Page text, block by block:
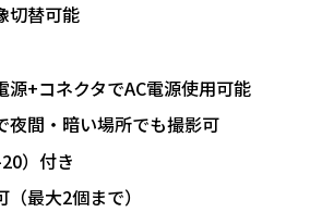
切替可能
源+コネクタでAC電源使用可能
夜間・暗い場所でも撮影可
）付き
最大2個まで）